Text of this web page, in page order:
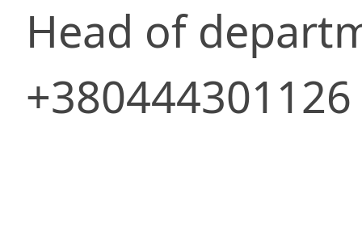
Head of
+380444301126